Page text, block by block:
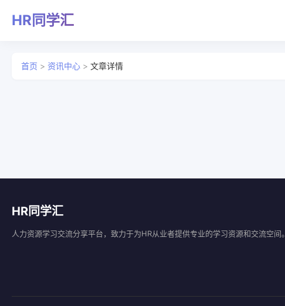
HR同学汇
首页 > 资讯中心 > 文章详情
HR同学汇
人力资源学习交流分享平台，致力于为HR从业者提供专业的学习资源和交流空间。